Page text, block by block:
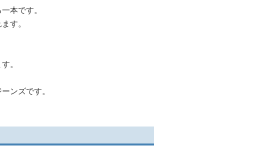
本です。
す。
。
ンズです。